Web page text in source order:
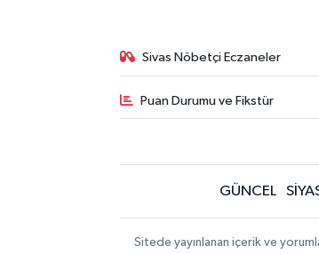
Sivas Nöbetçi Eczaneler
Puan Durumu ve Fikstür
GÜNCEL
Sitede yayınlanan içerik ve